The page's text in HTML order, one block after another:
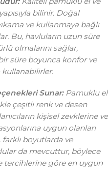
bilinir. Doğal
ve kullanmaya bağlı
Bu, havluların uzun süre
olmalarını sağlar,
süre boyunca konfor ve
Sunar:Pamuklu el
çeşitli renk ve desen
kişisel zevklerine ve
uygun olanları
farklı boyutlarda ve
da mevcuttur, böylece
tercihlerine göre en uygun